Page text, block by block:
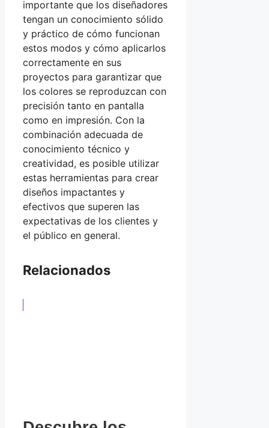
importante que los diseñadores
tengan un conocimiento sólido
y práctico de cómo funcionan
estos modos y cómo aplicarlos
correctamente en sus
proyectos para garantizar que
los colores se reproduzcan con
precisión tanto en pantalla
como en impresión. Con la
combinación adecuada de
conocimiento técnico y
creatividad, es posible utilizar
estas herramientas para crear
diseños impactantes y
efectivos que superen las
expectativas de los clientes y
el público en general.
Relacionados